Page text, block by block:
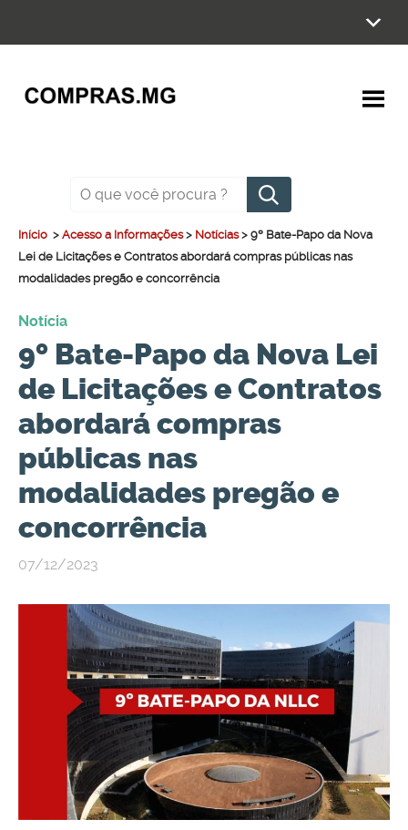
Pesquisar
Início > Acesso a Informações> Notícias> 9º Bate-Papo da Nova
Lei de Licitações e Contratos abordará compras públicas nas
modalidades pregão e concorrência
Notícia
9º Bate-Papo da Nova Lei
de Licitações e Contratos
abordará compras
públicas nas
modalidades pregão e
concorrência
07/12/2023